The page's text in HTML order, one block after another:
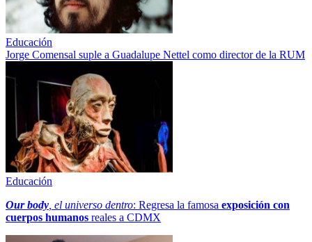
Educación
Jorge Comensal suple a Guadalupe Nettel como director de la RUM
Educación
Our body , el universo dentro: Regresa la famosa exposición con
cuerpos humanos reales a CDMX